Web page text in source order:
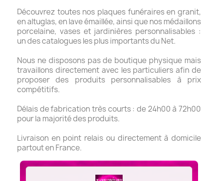
Découvrez toutes nos plaques funéraires en granit,
en altuglas, en lave émaillée, ainsi que nos médaillons
porcelaine, vases et jardinières personnalisables :
un des catalogues les plus importants du Net.
Nous ne disposons pas de boutique physique mais
travaillons directement avec les particuliers afin de
proposer des produits personnalisables à prix
compétitifs.
Délais de fabrication très courts : de 24h00 à 72h00
pour la majorité des produits.
Livraison en point relais ou directement à domicile
partout en France.